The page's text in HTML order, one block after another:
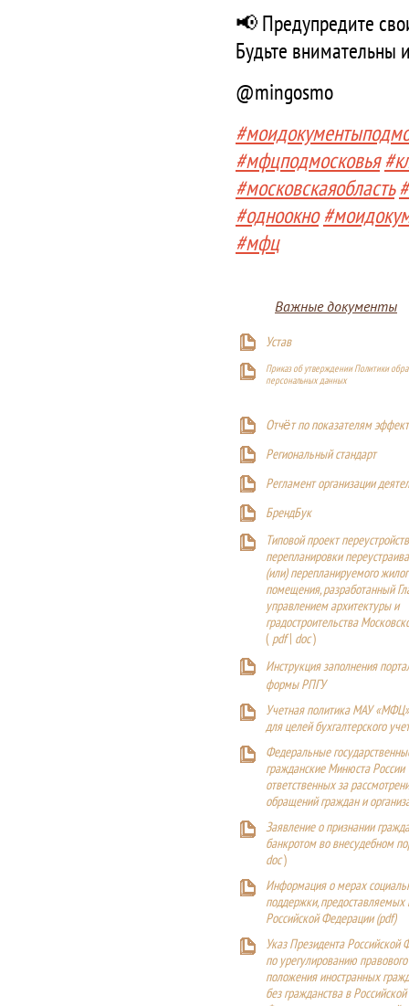
📢 Предупредите
Будьте внимательны
@mingosmo
#мфцподмосковья
#московскаяобласть
#одноокно
#мфц
Важные документы
Устав
Приказ об утверждении Политики
персональных данных
Отчёт по показателям
Региональный стандарт
Регламент организации
БрендБук
Типовой проект
перепланировки
(или) перепланируемого
помещения, разработанный
управлением архитектуры и
градостроительства
( pdf| doc)
Инструкция заполнения
формы РПГУ
Учетная политика МАУ
для целей бухгалтерского
Федеральные
гражданские Минюста России
ответственных за
обращений граждан и
Заявление о признании
банкротом во внесудебном
doc)
Информация о мерах
поддержки,
Российской Федерации (pdf)
Указ Президента Российской
по урегулированию правового
положения иностранных
без гражданства в Российской